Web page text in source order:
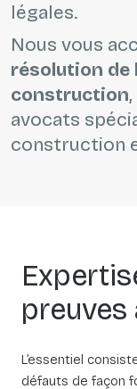
légales.
Nous vous
résolution de
construction
avocats
construction
L’essentiel
défauts de façon